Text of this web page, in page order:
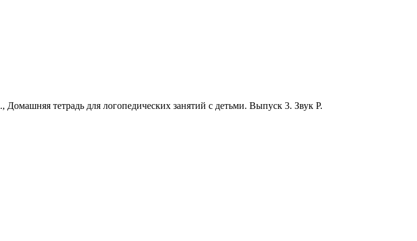
тетрадь для логопедических занятий с детьми. Выпуск 3. Звук Р.